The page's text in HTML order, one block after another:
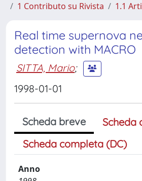
1 Contributo su Rivista
1.1
Real time supernova
detection with MACRO
SITTA, Mario;
1998-01-01
Scheda breve
Scheda
Scheda completa (DC)
Anno